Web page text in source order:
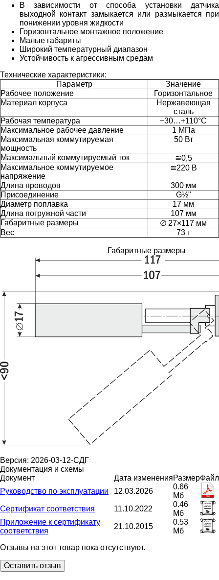
В зависимости от способа установки датчика
выходной контакт замыкается или размыкается при
понижении уровня жидкости
Горизонтальное монтажное положение
Малые габариты
Широкий температурный диапазон
Устойчивость к агрессивным средам
Технические характеристики:
Параметр
Значение
Рабочее положение
Горизонтальное
Материал корпуса
Нержавеющая
сталь
Рабочая температура
−30…+110°С
Максимальное рабочее давление
1 МПа
Максимальная коммутируемая
мощность
50 Вт
Максимальный коммутируемый ток
≅0,5
Максимальное коммутируемое
напряжение
≅220 В
Длина проводов
300 мм
Присоединение
G½"
Диаметр поплавка
17 мм
Длина погружной части
107 мм
Габаритные размеры
∅ 27×117 мм
Вес
73 г
Габаритные размеры
Версия: 2026-03-12-СДГ
Документация и схемы
Документ
Дата измененияРазмерФайл
Руководство по эксплуатации
12.03.2026
0.66
Мб
Сертификат соответствия
11.10.2022
0.46
Мб
Приложение к сертификату
соответствия
21.10.2015
0.53
Мб
Отзывы на этот товар пока отсутствуют.
Оставить отзыв